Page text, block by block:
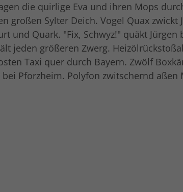
die quirlige Eva und ihren Mops
großen Sylter Deich. Vogel Quax
und Quark. "Fix, Schwyz!" quäkt
jeden größeren Zwerg.
Taxi quer durch Bayern. Zwölf
Pforzheim. Polyfon zwitschernd aßen